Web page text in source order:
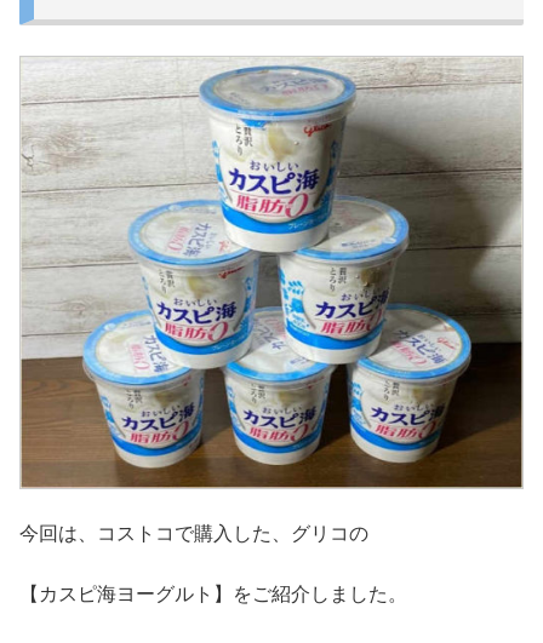
今回は、コストコで購入した、グリコの
【カスピ海ヨーグルト】をご紹介しました。